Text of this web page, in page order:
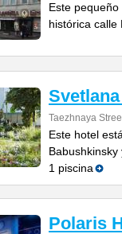
Este
histórica calle
Taezhnaya
Este hotel
1 piscina
Polaris